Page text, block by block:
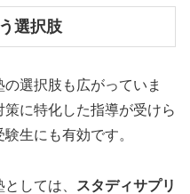
選択肢
選択肢も広がっていま
に特化した指導が受けら
生にも有効です。
しては、
スタディサプリ